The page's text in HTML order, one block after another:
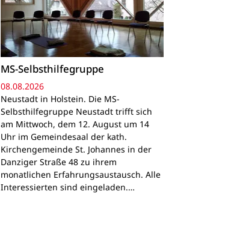
MS-Selbsthilfegruppe
08.08.2026
Neustadt in Holstein. Die MS-
Selbsthilfegruppe Neustadt trifft sich
am Mittwoch, dem 12. August um 14
Uhr im Gemeindesaal der kath.
Kirchengemeinde St. Johannes in der
Danziger Straße 48 zu ihrem
monatlichen Erfahrungsaustausch. Alle
Interessierten sind eingeladen.…